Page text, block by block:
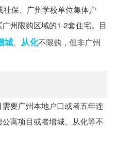
保、广州学校单位集体户
州限购区域的1-2套住宅。目
城、 从化不限购，但非广州
要广州本地户口或者五年连
寓项目或者增城、从化等不